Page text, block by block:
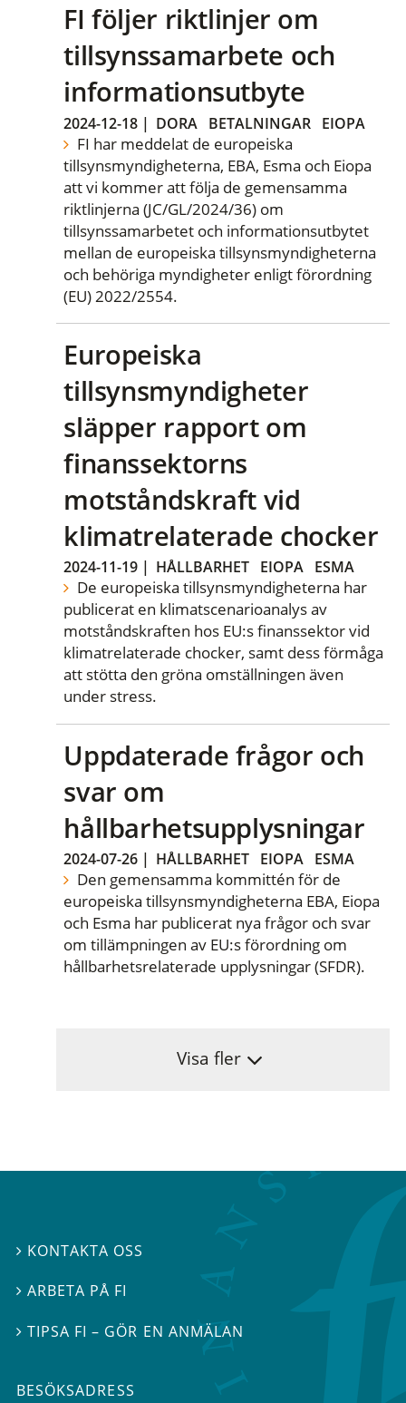
FI följer riktlinjer om
tillsynssamarbete och
informationsutbyte
2024-12-18 | DORA BETALNINGAR EIOPA
FI har meddelat de europeiska
tillsynsmyndigheterna, EBA, Esma och Eiopa
att vi kommer att följa de gemensamma
riktlinjerna (JC/GL/2024/36) om
tillsynssamarbetet och informationsutbytet
mellan de europeiska tillsynsmyndigheterna
och behöriga myndigheter enligt förordning
(EU) 2022/2554.
Europeiska
tillsynsmyndigheter
släpper rapport om
finanssektorns
motståndskraft vid
klimatrelaterade chocker
2024-11-19 | HÅLLBARHET EIOPA ESMA
De europeiska tillsynsmyndigheterna har
publicerat en klimatscenarioanalys av
motståndskraften hos EU:s finanssektor vid
klimatrelaterade chocker, samt dess förmåga
att stötta den gröna omställningen även
under stress.
Uppdaterade frågor och
svar om
hållbarhetsupplysningar
2024-07-26 | HÅLLBARHET EIOPA ESMA
Den gemensamma kommittén för de
europeiska tillsynsmyndigheterna EBA, Eiopa
och Esma har publicerat nya frågor och svar
om tillämpningen av EU:s förordning om
hållbarhetsrelaterade upplysningar (SFDR).
Visa fler
 KONTAKTA OSS
ARBETA PÅ FI
TIPSA FI – GÖR EN ANMÄLAN
BESÖKSADRESS